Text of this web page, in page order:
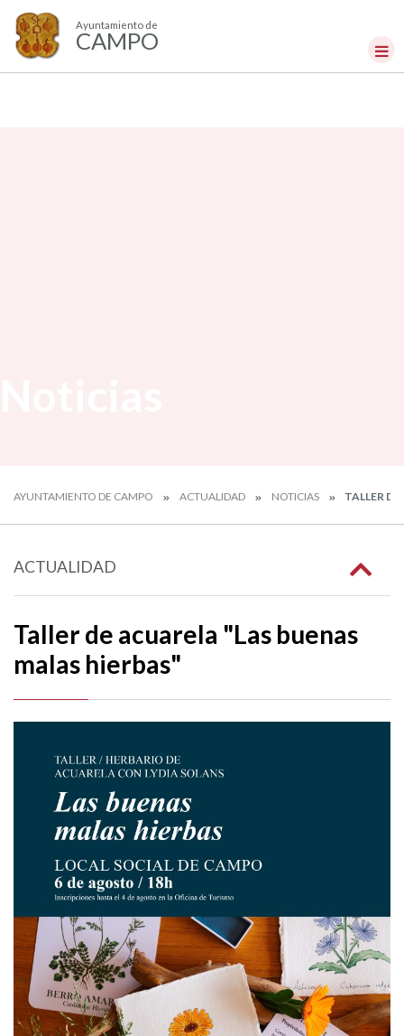
Ayuntamiento de
CAMPO
AYUNTAMIENTO DE CAMPO ACTUALIDAD NOTICIAS TALLER
ACTUALIDAD
Taller de acuarela "Las buenas
malas hierbas"